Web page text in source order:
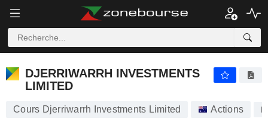
DJERRIWARRH INVESTMENTS
LIMITED
Cours Djerriwarrh Investments Limited Actions